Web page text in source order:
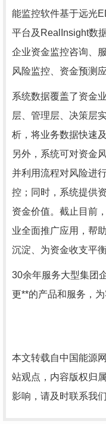
能监控软件基于远光
平台及RealInsight数
企业资金监控咨询、
风险监控、资金预测
系统数据覆盖了资金
层、管理层、决策层
析，将业务数据快速
另外，系统可对资金
并利用流程对风险进
控；同时，系统提供
资金价值。截止目前
业全面推广应用，帮
沉淀、为资金收支平
30余年服务大型集团
更**的产品和服务，
本文转载自中国能源
站观点，内容版权归
影响，请及时联系我